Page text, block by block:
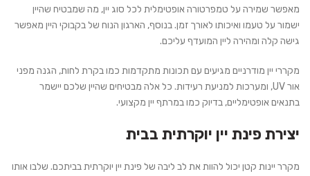
מאפשר שמירה על טמפרטורה אופטימלית לכל סוג יין, מה שמבטיח שהיין
ישמור על טעמו ואיכותו לאורך זמן. בנוסף, הארגון הנוח של בקבוקי היין מאפשר
גישה קלה ומהירה ליין המועדף עליכם.
מקררי יין מודרניים מגיעים עם תכונות מתקדמות כמו בקרת לחות, הגנה מפני
אור UV, ומערכות למניעת רעידות. כל אלה מבטיחים שהיין שלכם יישמר
בתנאים אופטימליים, בדיוק כמו במרתף יין מקצועי.
יצירת פינת יין יוקרתית בבית
מקרר יינות קטן יכול להוות את לב ליבה של פינת יין יוקרתית בביתכם. שלבו אותו